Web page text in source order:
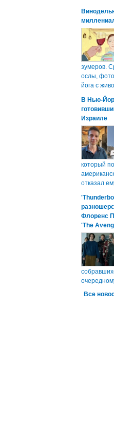
зумеров.
ослы,
йога с
В Нью-
Израиле
который
отказал
Флоренс
'The
Все